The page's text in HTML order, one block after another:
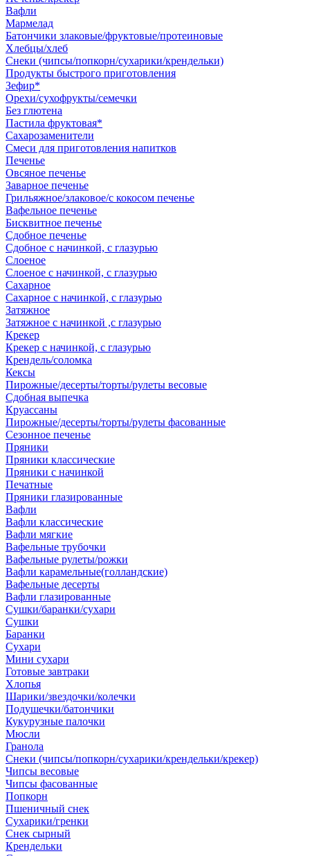
Вафли
Мармелад
Батончики злаковые/фруктовые/протеиновые
Хлебцы/хлеб
Снеки (чипсы/попкорн/сухарики/крендельки)
Продукты быстрого приготовления
Зефир*
Орехи/сухофрукты/семечки
Без глютена
Пастила фруктовая*
Сахарозаменители
Смеси для приготовления напитков
Печенье
Овсяное печенье
Заварное печенье
Грильяжное/злаковое/с кокосом печенье
Вафельное печенье
Бисквитное печенье
Сдобное печенье
Сдобное с начинкой, с глазурью
Слоеное
Слоеное с начинкой, с глазурью
Сахарное
Сахарное с начинкой, с глазурью
Затяжное
Затяжное с начинкой ,с глазурью
Крекер
Крекер с начинкой, с глазурью
Крендель/соломка
Кексы
Пирожные/десерты/торты/рулеты весовые
Сдобная выпечка
Круассаны
Пирожные/десерты/торты/рулеты фасованные
Сезонное печенье
Пряники
Пряники классические
Пряники с начинкой
Печатные
Пряники глазированные
Вафли
Вафли классические
Вафли мягкие
Вафельные трубочки
Вафельные рулеты/рожки
Вафли карамельные(голландские)
Вафельные десерты
Вафли глазированные
Сушки/баранки/сухари
Сушки
Баранки
Сухари
Мини сухари
Готовые завтраки
Хлопья
Шарики/звездочки/колечки
Подушечки/батончики
Кукурузные палочки
Мюсли
Гранола
Снеки (чипсы/попкорн/сухарики/крендельки/крекер)
Чипсы весовые
Чипсы фасованные
Попкорн
Пшеничный снек
Сухарики/гренки
Снек сырный
Крендельки